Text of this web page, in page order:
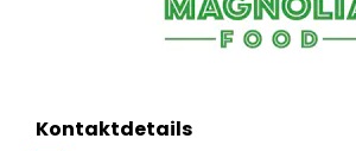
Kontaktdetails